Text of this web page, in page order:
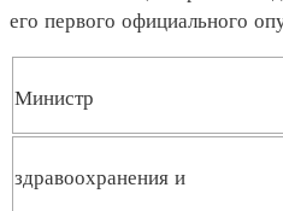
его первого официального
Министр
здравоохранения и